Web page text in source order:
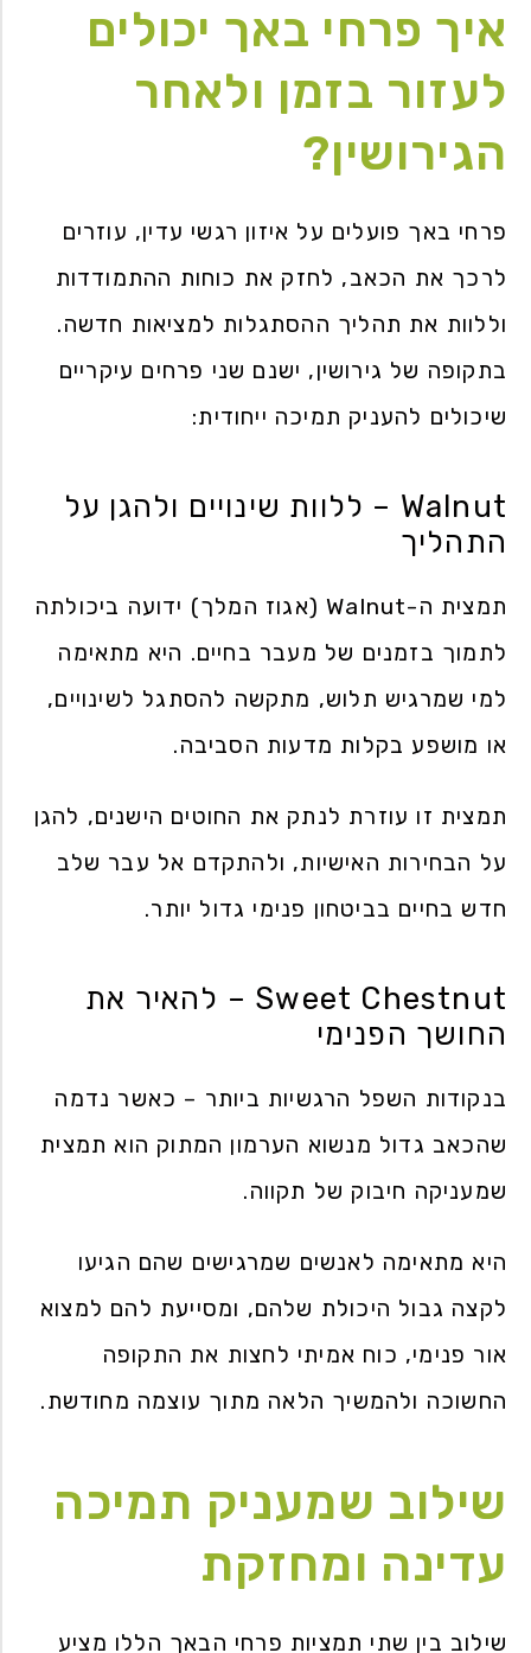
איך פרחי באך יכולים
לעזור בזמן ולאחר
הגירושין?
פרחי באך פועלים על איזון רגשי עדין, עוזרים
לרכך את הכאב, לחזק את כוחות ההתמודדות
וללוות את תהליך ההסתגלות למציאות חדשה.
בתקופה של גירושין, ישנם שני פרחים עיקריים
שיכולים להעניק תמיכה ייחודית:
Walnut – ללוות שינויים ולהגן על
התהליך
תמצית ה-Walnut (אגוז המלך) ידועה ביכולתה
לתמוך בזמנים של מעבר בחיים. היא מתאימה
למי שמרגיש תלוש, מתקשה להסתגל לשינויים,
או מושפע בקלות מדעות הסביבה.
תמצית זו עוזרת לנתק את החוטים הישנים, להגן
על הבחירות האישיות, ולהתקדם אל עבר שלב
חדש בחיים בביטחון פנימי גדול יותר.
Sweet Chestnut – להאיר את
החושך הפנימי
בנקודות השפל הרגשיות ביותר – כאשר נדמה
שהכאב גדול מנשוא הערמון המתוק הוא תמצית
שמעניקה חיבוק של תקווה.
היא מתאימה לאנשים שמרגישים שהם הגיעו
לקצה גבול היכולת שלהם, ומסייעת להם למצוא
אור פנימי, כוח אמיתי לחצות את התקופה
החשוכה ולהמשיך הלאה מתוך עוצמה מחודשת.
שילוב שמעניק תמיכה
עדינה ומחזקת
שילוב בין שתי תמציות פרחי הבאך הללו מציע